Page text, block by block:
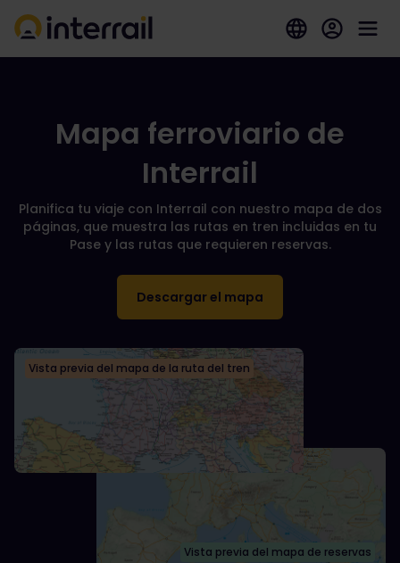
Mapa ferroviario de
Interrail
Planifica tu viaje con Interrail con nuestro mapa de dos
páginas, que muestra las rutas en tren incluidas en tu
Pase y las rutas que requieren reservas.
Descargar el mapa
Vista previa del mapa de la ruta del tren
Vista previa del mapa de reservas